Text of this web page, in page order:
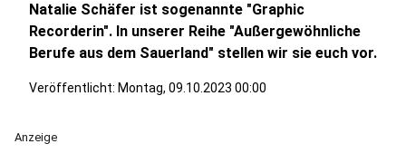
Natalie Schäfer ist sogenannte "Graphic
Recorderin". In unserer Reihe "Außergewöhnliche
Berufe aus dem Sauerland" stellen wir sie euch vor.
Veröffentlicht: Montag, 09.10.2023 00:00
Anzeige